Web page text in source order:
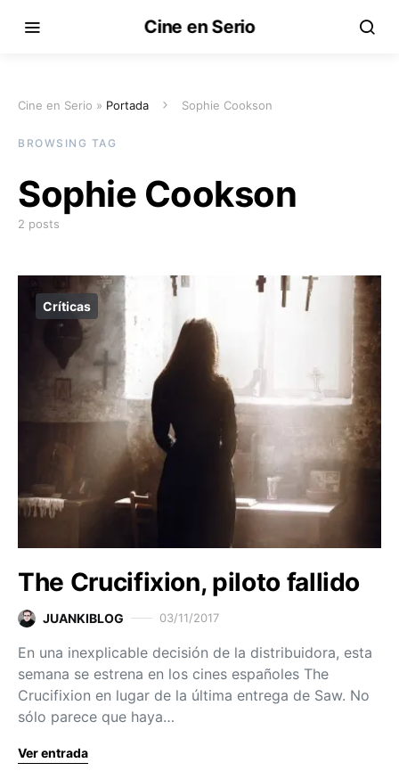
Cine en Serio
Cine en Serio » Portada Sophie Cookson
BROWSING TAG
Sophie Cookson
2 posts
Críticas
The Crucifixion, piloto fallido
JUANKIBLOG 03/11/2017
En una inexplicable decisión de la distribuidora, esta
semana se estrena en los cines españoles The
Crucifixion en lugar de la última entrega de Saw. No
sólo parece que haya…
Ver entrada